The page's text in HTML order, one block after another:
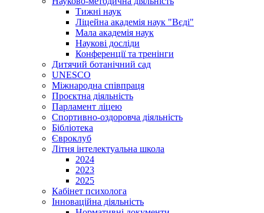
Тижні наук
Ліцейна академія наук "Вєді"
Мала академія наук
Наукові досліди
Конференції та тренінги
Дитячий ботанічний сад
UNESCO
Міжнародна співпраця
Проєктна діяльність
Парламент ліцею
Спортивно-оздоровча діяльність
Бібліотека
Євроклуб
Літня інтелектуальна школа
2024
2023
2025
Кабінет психолога
Інноваційна діяльність